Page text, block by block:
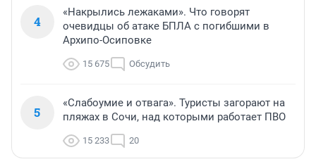
4
«Накрылись лежаками». Что говорят
очевидцы об атаке БПЛА с погибшими в
Архипо-Осиповке
15 675 Обсудить
5
«Слабоумие и отвага». Туристы загорают на
пляжах в Сочи, над которыми работает ПВО
15 233 20